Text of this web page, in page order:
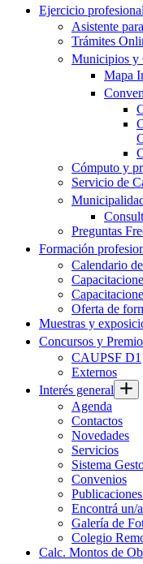
Ejercicio profesional
Asistente
Trámites
Municipios y
Mapa
Cómputo y
Servicio de
Preguntas
Formación
Calendario
Oferta de
Muestras y
Concursos y
CAUPSF D1
Externos
Interés general
Agenda
Contactos
Novedades
Servicios
Sistema
Convenios
Encontrá un/
Galería de
Colegio
Calc. Montos de